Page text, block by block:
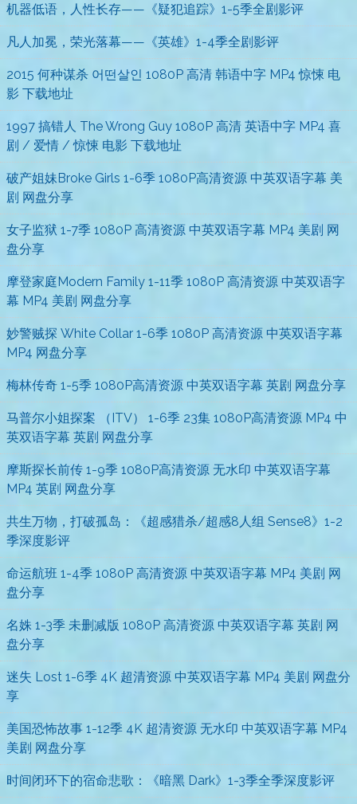
机器低语，人性长存——《疑犯追踪》1-5季全剧影评
凡人加冕，荣光落幕——《英雄》1-4季全剧影评
2015 何种谋杀 어떤살인 1080P 高清 韩语中字 MP4 惊悚 电
影 下载地址
1997 搞错人 The Wrong Guy 1080P 高清 英语中字 MP4 喜
剧 / 爱情 / 惊悚 电影 下载地址
破产姐妹Broke Girls 1-6季 1080P高清资源 中英双语字幕 美
剧 网盘分享
女子监狱 1-7季 1080P 高清资源 中英双语字幕 MP4 美剧 网
盘分享
摩登家庭Modern Family 1-11季 1080P 高清资源 中英双语字
幕 MP4 美剧 网盘分享
妙警贼探 White Collar 1-6季 1080P 高清资源 中英双语字幕
MP4 网盘分享
梅林传奇 1-5季 1080P高清资源 中英双语字幕 英剧 网盘分享
马普尔小姐探案 （ITV） 1-6季 23集 1080P高清资源 MP4 中
英双语字幕 英剧 网盘分享
摩斯探长前传 1-9季 1080P高清资源 无水印 中英双语字幕
MP4 英剧 网盘分享
共生万物，打破孤岛：《超感猎杀/超感8人组 Sense8》1-2
季深度影评
命运航班 1-4季 1080P 高清资源 中英双语字幕 MP4 美剧 网
盘分享
名姝 1-3季 未删减版 1080P 高清资源 中英双语字幕 英剧 网
盘分享
迷失 Lost 1-6季 4K 超清资源 中英双语字幕 MP4 美剧 网盘分
享
美国恐怖故事 1-12季 4K 超清资源 无水印 中英双语字幕 MP4
美剧 网盘分享
时间闭环下的宿命悲歌：《暗黑 Dark》1-3季全季深度影评